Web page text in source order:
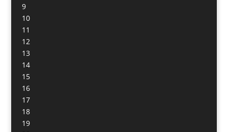
9
10
11
12
13
14
15
16
17
18
19